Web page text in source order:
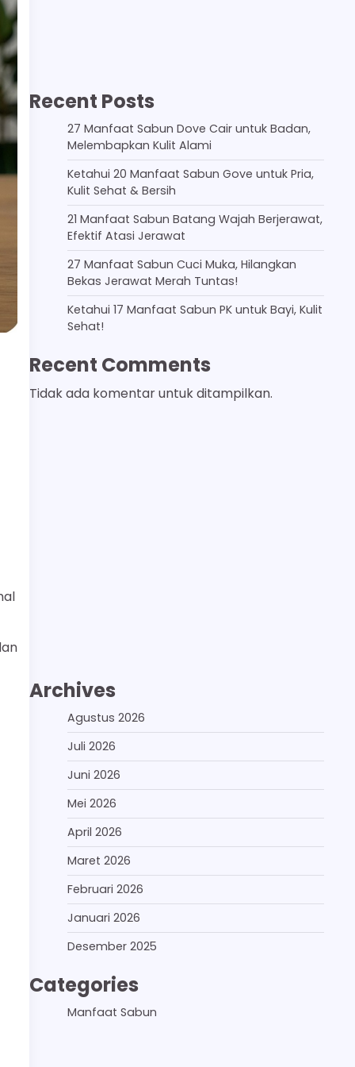
Recent Posts
27 Manfaat Sabun Dove Cair untuk Badan,
Melembapkan Kulit Alami
Ketahui 20 Manfaat Sabun Gove untuk Pria,
Kulit Sehat & Bersih
21 Manfaat Sabun Batang Wajah Berjerawat,
Efektif Atasi Jerawat
27 Manfaat Sabun Cuci Muka, Hilangkan
Bekas Jerawat Merah Tuntas!
Ketahui 17 Manfaat Sabun PK untuk Bayi, Kulit
Sehat!
Recent Comments
Tidak ada komentar untuk ditampilkan.
Archives
Agustus 2026
Juli 2026
Juni 2026
Mei 2026
April 2026
Maret 2026
Februari 2026
Januari 2026
Desember 2025
Categories
Manfaat Sabun